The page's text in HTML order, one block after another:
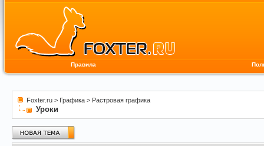
Правила
Foxter.ru > Графика > Растровая графика
Уроки